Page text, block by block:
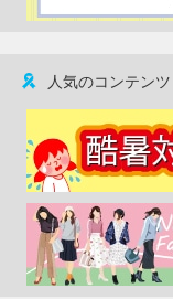
人気のコンテンツ